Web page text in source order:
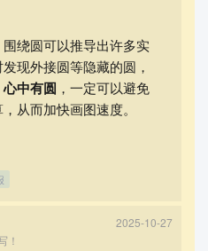
绕圆可以推导出许多实
现外接圆等隐藏的圆，
中有圆 ，一定可以避免
从而加快画图速度。
2025-10-27
！